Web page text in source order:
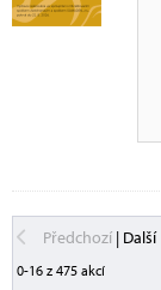
Předchozí| Další
0-16 z 475 akcí